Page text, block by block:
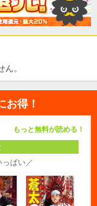
。
お得！
もっと無料が読める！
ぱい／